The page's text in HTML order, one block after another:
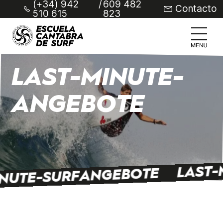
(+34) 942
510 615
/609 482
823 Contacto
LAST-MINUTE-
ANGEBOTE
SURFANGEBOTE LAST-